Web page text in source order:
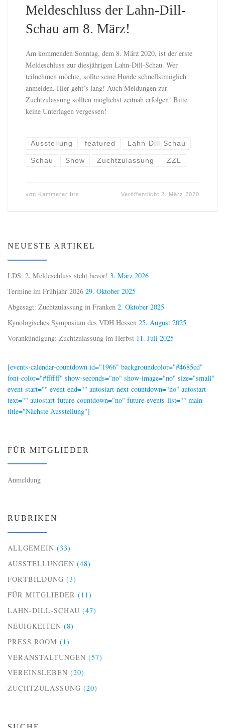
Meldeschluss der Lahn-Dill-
Schau am 8. März!
Am kommenden Sonntag, dem 8. März 2020, ist der erste
Meldeschluss zur diesjährigen Lahn-Dill-Schau. Wer
teilnehmen möchte, sollte seine Hunde schnellstmöglich
anmelden. Hier geht’s lang! Auch Meldungen zur
Zuchtzulassung sollten möglichst zeitnah erfolgen! Bitte
keine Unterlagen vergessen!
Ausstellung featured Lahn-Dill-Schau
Schau Show Zuchtzulassung ZZL
von Kammerer Iris Veröffentlicht 2. März 2020
NEUESTE ARTIKEL
LDS: 2. Meldeschluss steht bevor! 3. März 2026
Termine im Frühjahr 2026 29. Oktober 2025
Abgesagt: Zuchtzulassung in Franken 2. Oktober 2025
Kynologisches Symposium des VDH Hessen 25. August 2025
Vorankündigung: Zuchtzulassung im Herbst 11. Juli 2025
[events-calendar-countdown id="1966" backgroundcolor="#4685cd"
font-color="#ffffff" show-seconds="no" show-image="no" size="small"
event-start="" event-end="" autostart-next-countdown="no" autostart-
text="" autostart-future-countdown="no" future-events-list="" main-
title="Nächste Ausstellung"]
FÜR MITGLIEDER
Anmeldung
RUBRIKEN
ALLGEMEIN (33)
AUSSTELLUNGEN (48)
FORTBILDUNG (3)
FÜR MITGLIEDER (11)
LAHN-DILL-SCHAU (47)
NEUIGKEITEN (8)
PRESS ROOM (1)
VERANSTALTUNGEN (57)
VEREINSLEBEN (20)
ZUCHTZULASSUNG (20)